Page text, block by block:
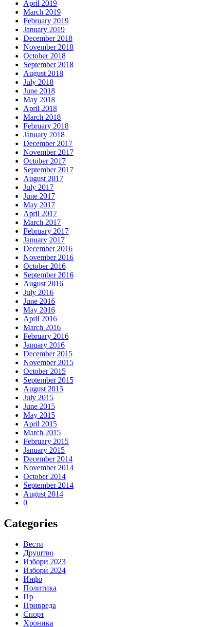
April 2019
March 2019
February 2019
January 2019
December 2018
November 2018
October 2018
September 2018
August 2018
July 2018
June 2018
May 2018
April 2018
March 2018
February 2018
January 2018
December 2017
November 2017
October 2017
September 2017
August 2017
July 2017
June 2017
May 2017
April 2017
March 2017
February 2017
January 2017
December 2016
November 2016
October 2016
September 2016
August 2016
July 2016
June 2016
May 2016
April 2016
March 2016
February 2016
January 2016
December 2015
November 2015
October 2015
September 2015
August 2015
July 2015
June 2015
May 2015
April 2015
March 2015
February 2015
January 2015
December 2014
November 2014
October 2014
September 2014
August 2014
0
Categories
Вести
Друштво
Избори 2023
Избори 2024
Инфо
Политика
Пр
Привреда
Спорт
Хроника